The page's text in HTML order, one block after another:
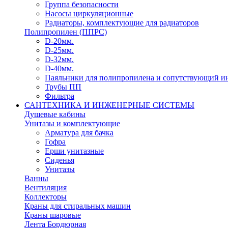
Группа безопасности
Насосы циркуляционные
Радиаторы, комплектующие для радиаторов
Полипропилен (ППРС)
D-20мм.
D-25мм.
D-32мм.
D-40мм.
Паяльники для полипропилена и сопутствующий
Трубы ПП
Фильтра
САНТЕХНИКА И ИНЖЕНЕРНЫЕ СИСТЕМЫ
Душевые кабины
Унитазы и комплектующие
Арматура для бачка
Гофра
Ерши унитазные
Сиденья
Унитазы
Ванны
Вентиляция
Коллекторы
Краны для стиральных машин
Краны шаровые
Лента Бордюрная